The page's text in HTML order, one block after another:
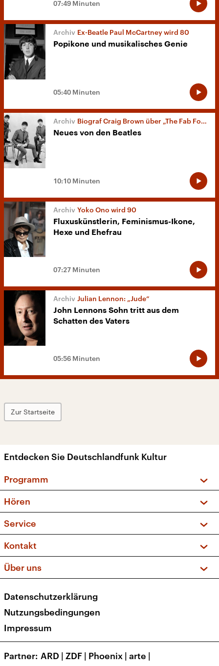
07:49 Minuten
Ex-Beatle Paul McCartney wird 80
Popikone und musikalisches Genie
05:40 Minuten
Biograf Craig Brown über „The Fab Four“
Neues von den Beatles
10:10 Minuten
Yoko Ono wird 90
Fluxuskünstlerin, Feminismus-Ikone,
Hexe und Ehefrau
07:27 Minuten
Julian Lennon: „Jude“
John Lennons Sohn tritt aus dem
Schatten des Vaters
05:56 Minuten
Zur Startseite
Entdecken Sie Deutschlandfunk Kultur
Programm
Sendungen und Podcasts
Musikliste
Kakadu – Das Kinderprogramm
Hören
Frequenzen (UKW + DAB+)
Service
FAQ
Apps
Newsletter
Veranstaltungen
Kontakt
Social Media
Über uns
Presse
Karriere
Transparenz
Datenschutzerklärung
Nutzungsbedingungen
Impressum
Partner ARD | ZDF | Phoenix | arte |